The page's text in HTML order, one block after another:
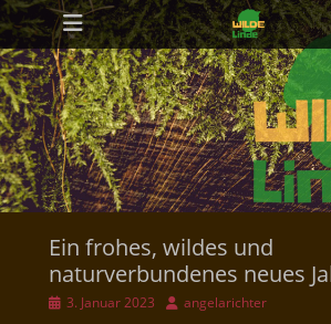
Primäres Menü
Zum
Inhalt
springen
Ein frohes, wildes und
naturverbundenes neues
Veröffentlicht
3. Januar 2023 Autorangelarichter